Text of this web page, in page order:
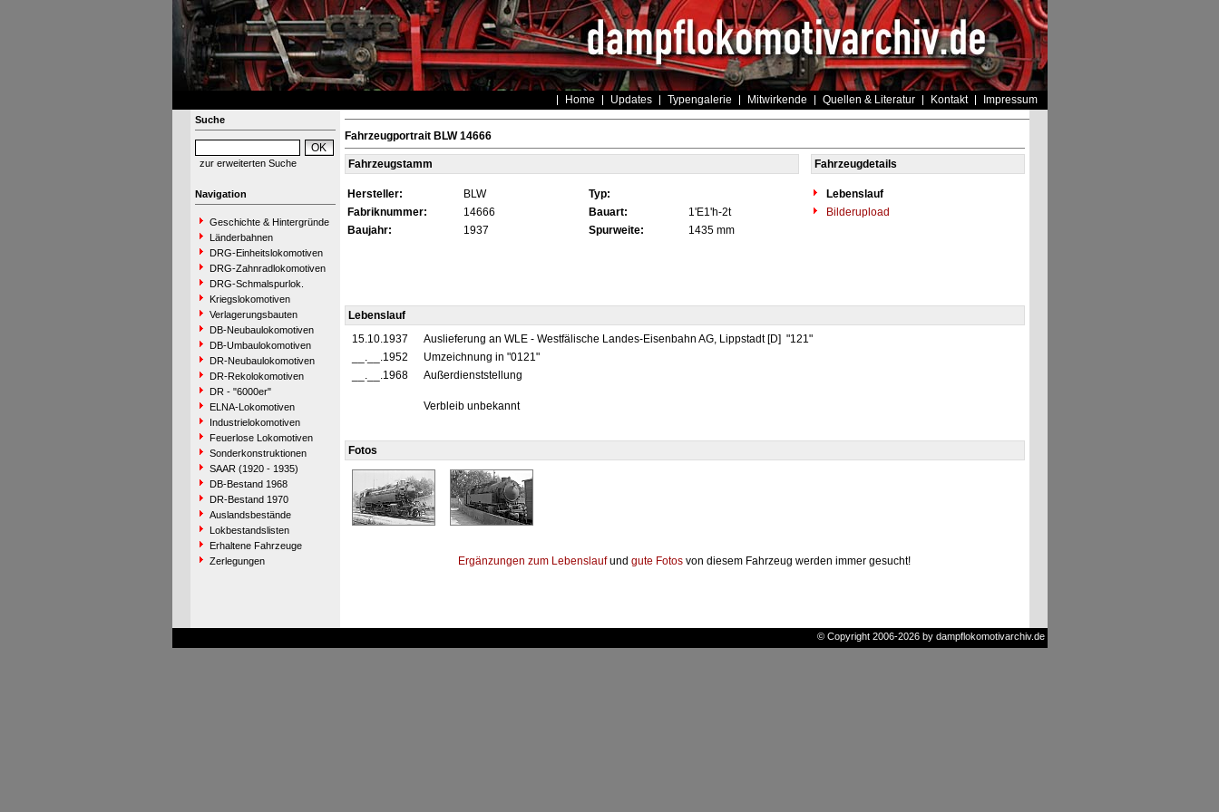
Home Updates Typengalerie Mitwirkende Quellen & Literatur Kontakt Impressum
Suche
zur erweiterten Suche
Navigation
Geschichte & Hintergründe
Länderbahnen
DRG-Einheitslokomotiven
DRG-Zahnradlokomotiven
DRG-Schmalspurlok.
Kriegslokomotiven
Verlagerungsbauten
DB-Neubaulokomotiven
DB-Umbaulokomotiven
DR-Neubaulokomotiven
DR-Rekolokomotiven
DR - "6000er"
ELNA-Lokomotiven
Industrielokomotiven
Feuerlose Lokomotiven
Sonderkonstruktionen
SAAR (1920 - 1935)
DB-Bestand 1968
DR-Bestand 1970
Auslandsbestände
Lokbestandslisten
Erhaltene Fahrzeuge
Zerlegungen
Fahrzeugportrait BLW 14666
Fahrzeugstamm Fahrzeugdetails
Hersteller: BLW Typ:
Lebenslauf
Fabriknummer:
14666 Bauart: 1'E1'h-2t
Bilderupload
Baujahr:
1937 Spurweite: 1435 mm
Lebenslauf
15.10.1937
Auslieferung an WLE - Westfälische Landes-Eisenbahn AG, Lippstadt [D] "121"
__.__.1952
Umzeichnung in "0121"
__.__.1968
Außerdienststellung
Verbleib unbekannt
Fotos
Ergänzungen zum Lebenslaufund gute Fotos von diesem Fahrzeug werden immer gesucht!
© Copyright 2006-2026 by dampflokomotivarchiv.de